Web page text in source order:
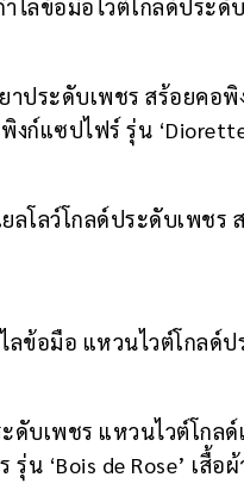
ลข้อมือไวต์โกลด์ประดับ
าประดับเพชร สร้อยคอ
งก์แซปไฟร์ รุ่น
ลโลว์โกลด์ประดับเพชร
ข้อมือ แหวนไวต์โกลด์ป
ดับเพชร แหวนไวต์โกล
น ‘Bois de Rose’ เสื้อ